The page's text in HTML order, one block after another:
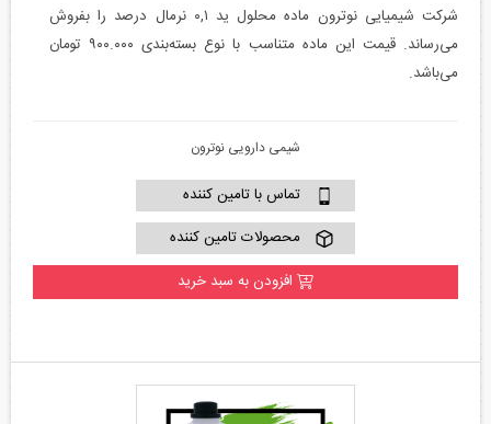
شرکت شیمیایی نوترون ماده محلول ید ۰,۱ نرمال درصد را بفروش
می‌رساند. قیمت این ماده متناسب با نوع بسته‌بندی ۹۰۰.۰۰۰ تومان
می‌باشد.
شیمی دارویی نوترون
تماس با تامین کننده
محصولات تامین کننده
افزودن به سبد خرید